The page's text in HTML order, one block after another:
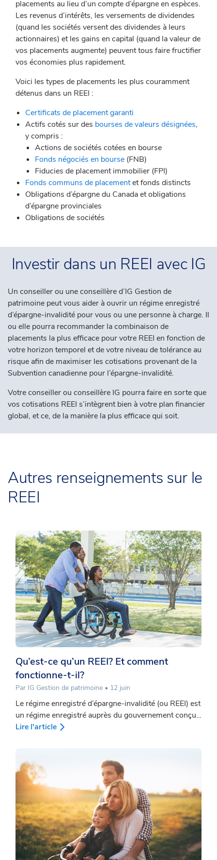
placements au lieu d’un compte d’épargne en espèces.
Les revenus d’intérêts, les versements de dividendes
(quand les sociétés versent des dividendes à leurs
actionnaires) et les gains en capital (quand la valeur de
vos placements augmente) peuvent tous faire fructifier
vos économies plus rapidement.
Voici les types de placements les plus couramment
détenus dans un REEI :
Certificats de placement garanti
Actifs cotés sur des bourses de valeurs désignées,
y compris :
Actions de sociétés cotées en bourse
Fonds négociés en bourse (FNB)
Fiducies de placement immobilier (FPI)
Fonds communs de placementet fonds distincts
Obligations d’épargne du Canada et obligations
d’épargne provinciales
Obligations de sociétés
Investir dans un REEI avec IG
Un conseiller ou une conseillère d’IG Gestion de
patrimoine peut vous aider à ouvrir un régime enregistré
d’épargne-invalidité pour vous ou une personne à charge. Il
ou elle pourra recommander la combinaison de
placements la plus efficace pour votre REEI en fonction de
votre horizon temporel et de votre niveau de tolérance au
risque afin de maximiser les cotisations provenant de la
Subvention canadienne pour l’épargne-invalidité.
Votre conseiller ou conseillère IG pourra faire en sorte que
vos cotisations REEI s’intègrent bien à votre plan financier
global, et ce, de la manière la plus efficace qui soit.
Autres renseignements sur le
REEI
Qu’est-ce qu’un REEI? Et comment
fonctionne-t-il?
Par IG Gestion de patrimoine • 12 juin
Le régime enregistré d’épargne-invalidité (ou REEI) est
un régime enregistré auprès du gouvernement conçu
pour permettre aux personnes handicapées (et à leurs
moins bien connu. Moins du tiers des personnes
admissibles ont un REEI et près de la moitié des
personnes qui n’en ont pas n’en ont même pas
entendu parler.
Lire l'article